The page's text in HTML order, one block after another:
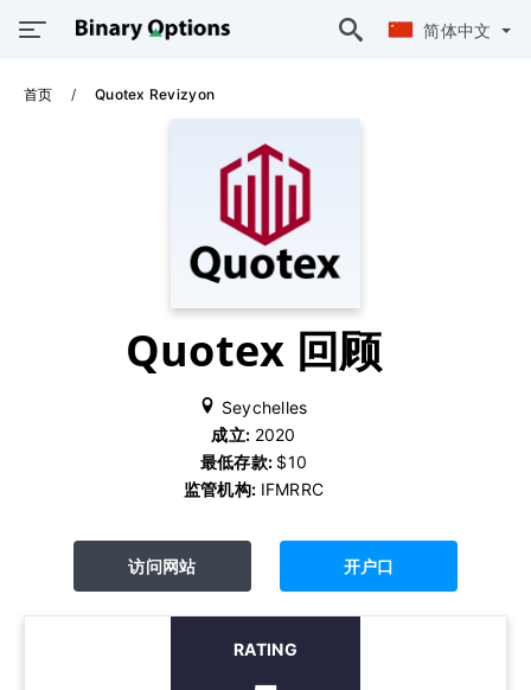
简体中文
首页 Quotex Revizyon
Quotex 回顾
Seychelles
成立: 2020
最低存款: $10
监管机构: IFMRRC
访问网站 开户口
RATING